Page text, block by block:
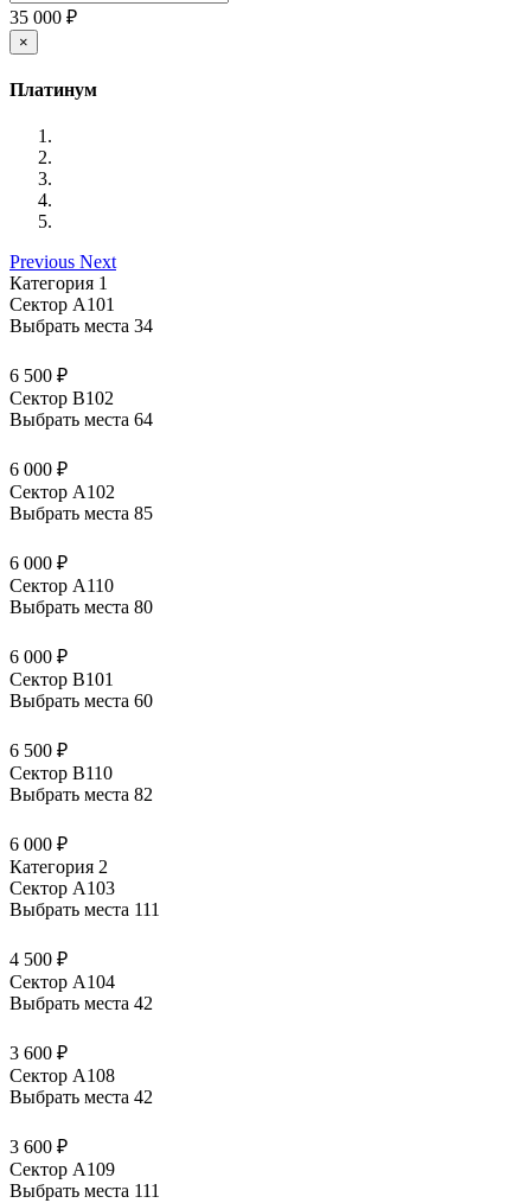
35 000 ₽
×
Платинум
Previous Next
Категория 1
Сектор А101
Выбрать места 34
6 500 ₽
Сектор В102
Выбрать места 64
6 000 ₽
Сектор А102
Выбрать места 85
6 000 ₽
Сектор А110
Выбрать места 80
6 000 ₽
Сектор В101
Выбрать места 60
6 500 ₽
Сектор В110
Выбрать места 82
6 000 ₽
Категория 2
Сектор А103
Выбрать места 111
4 500 ₽
Сектор А104
Выбрать места 42
3 600 ₽
Сектор А108
Выбрать места 42
3 600 ₽
Сектор А109
Выбрать места 111